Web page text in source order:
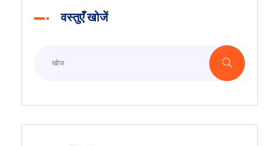
वस्तुएँ खोजें